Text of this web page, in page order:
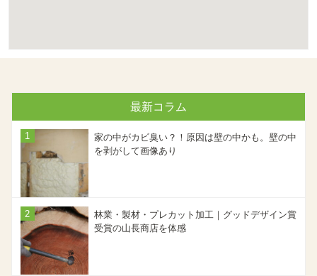
最新コラム
家の中がカビ臭い？！原因は壁の中かも。壁の中
を剥がして画像あり
林業・製材・プレカット加工｜グッドデザイン賞
受賞の山長商店を体感